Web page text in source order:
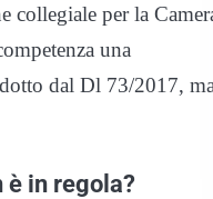
collegiale per la
una
dal Dl 73/2017, ma
è in regola?